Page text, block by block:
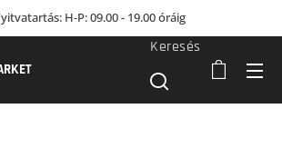
H-P: 09.00 - 19.00 óráig
Keresés